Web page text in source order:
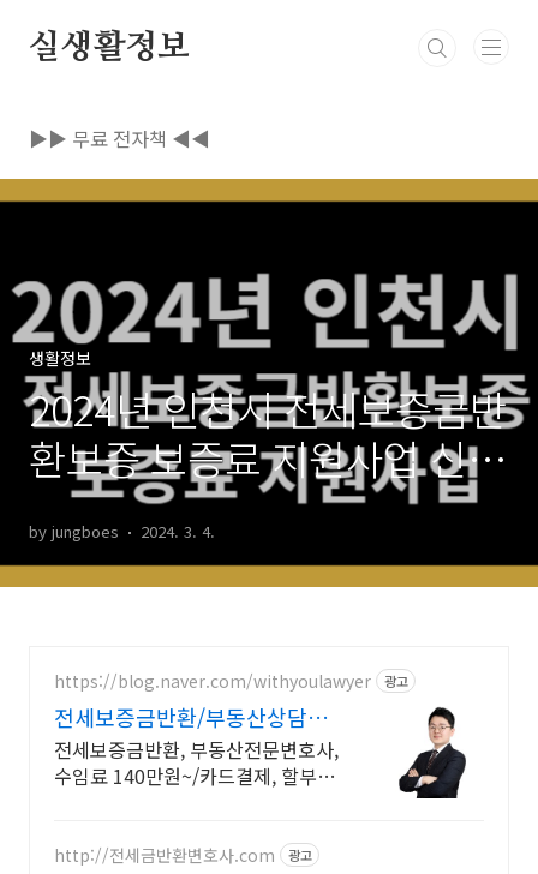
실생활정보
▶▶ 무료 전자책 ◀◀
생활정보
2024년 인천시 전세보증금반
환보증 보증료 지원사업 신청
대상 신청방법
by jungboes 2024. 3. 4.
https://blog.naver.com/withyoulawyer 광고
전세보증금반환/부동산상담센
터 부동산전문변호사 직접상담
전세보증금반환, 부동산전문변호사,
수임료 140만원~/카드결제, 할부결
http://전세금반환변호사.com 광고